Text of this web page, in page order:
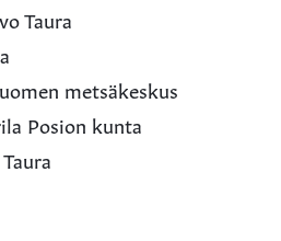
Taura
metsäkeskus
Posion kunta